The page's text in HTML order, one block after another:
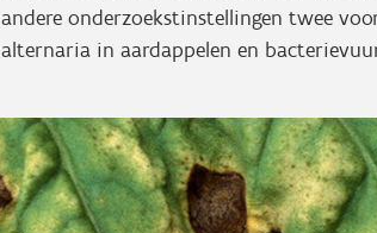
andere onderzoekstinstellingen twee
alternaria in aardappelen en